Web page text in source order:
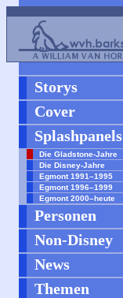
Storys
Cover
Splashpanels
Die Gladstone-Jahre
Die Disney-Jahre
Egmont 1991–1995
Egmont 1996–1999
Egmont 2000–heute
Personen
Non-Disney
News
Themen